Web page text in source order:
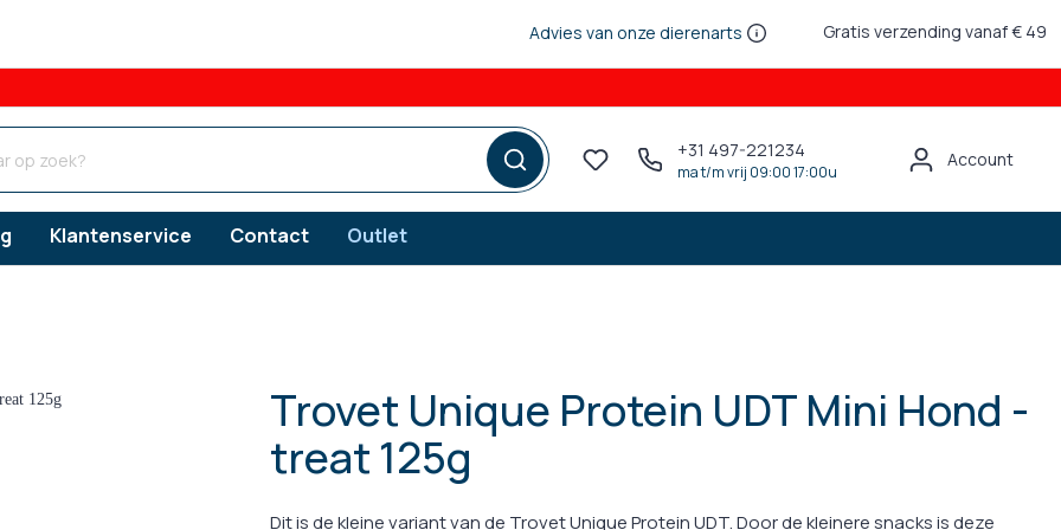
Advies van onze dierenarts Gratis verzending vanaf € 49
+31 497-221234
ma t/m vrij 09:00 17:00u
Account
Klantenservice Contact Outlet
Verzorgingsproducten
Gebitsverzorging
Vlooien
Teken
Trovet Unique Protein UDT Mini Hond -
treat 125g
Dit is de kleine variant van de Trovet Unique Protein UDT. Door de kleinere snacks is deze